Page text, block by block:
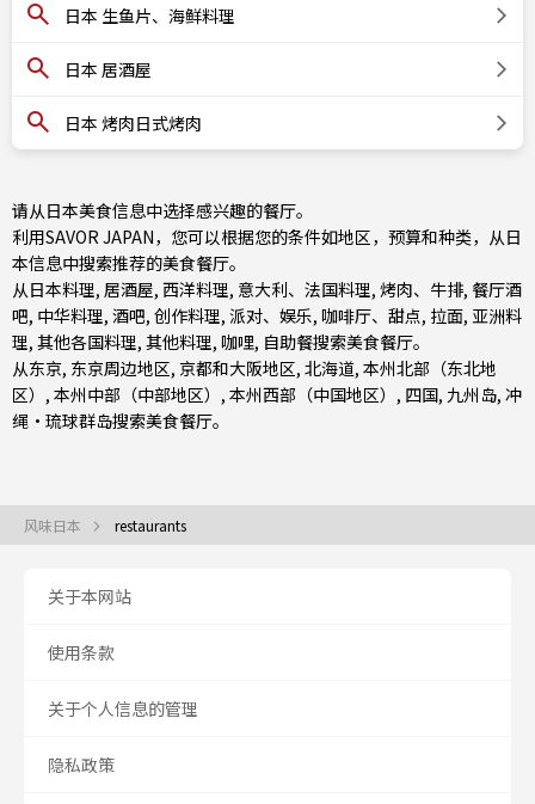
日本 生鱼片、海鲜料理
日本 居酒屋
日本 烤肉日式烤肉
请从日本美食信息中选择感兴趣的餐厅。
利用SAVOR JAPAN，您可以根据您的条件如地区，预算和种类，从日
本信息中搜索推荐的美食餐厅。
从日本料理, 居酒屋, 西洋料理, 意大利、法国料理, 烤肉、牛排, 餐厅酒
吧, 中华料理, 酒吧, 创作料理, 派对、娱乐, 咖啡厅、甜点, 拉面, 亚洲料
理, 其他各国料理, 其他料理, 咖哩, 自助餐搜索美食餐厅。
从东京, 东京周边地区, 京都和大阪地区, 北海道, 本州北部（东北地
区） , 本州中部（中部地区） , 本州西部（中国地区） , 四国, 九州岛, 冲
绳・琉球群岛搜索美食餐厅。
风味日本 restaurants
关于本网站
使用条款
关于个人信息的管理
隐私政策